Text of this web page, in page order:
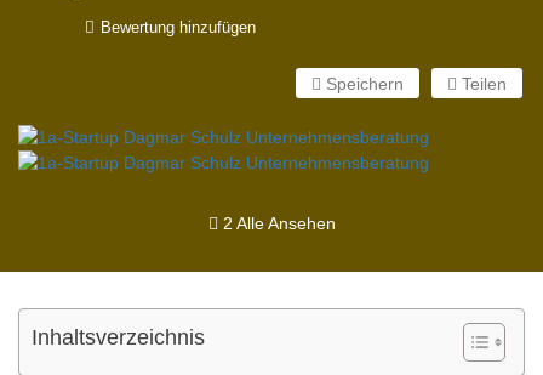
Bewertung hinzufügen
Teilen
Speichern
2 Alle Ansehen
Inhaltsverzeichnis